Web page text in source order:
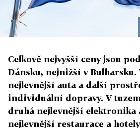
Celkově nejvyšší ceny jsou
Dánsku, nejnižší v Bulharsku.
nejlevnější auta a další
individuální dopravy. V
druhá nejlevnější elektronika
nejlevnější restaurace a